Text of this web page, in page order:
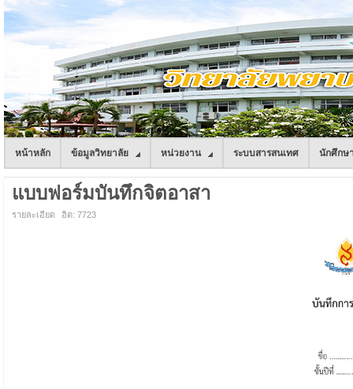
หน้าหลัก ข้อมูลวิทยาลัย หน่วยงาน ระบบสารสนเทศ นักศึกษ
แบบฟอร์มบันทึกจิตอาสา
รายละเอียด ฮิต: 7723